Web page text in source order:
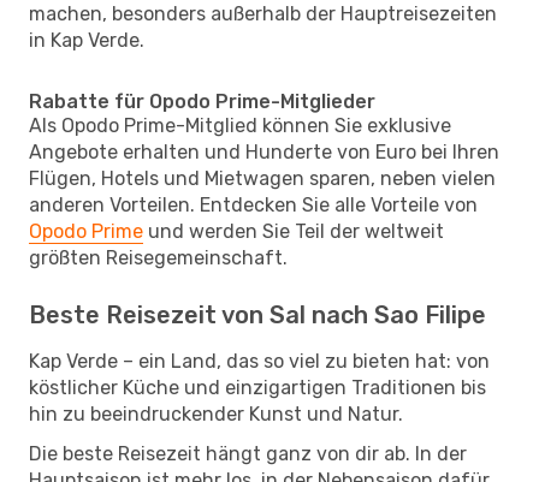
machen, besonders außerhalb der Hauptreisezeiten
in Kap Verde.
Rabatte für Opodo Prime-Mitglieder
Als Opodo Prime-Mitglied können Sie exklusive
Angebote erhalten und Hunderte von Euro bei Ihren
Flügen, Hotels und Mietwagen sparen, neben vielen
anderen Vorteilen. Entdecken Sie alle Vorteile von
Opodo Prime und werden Sie Teil der weltweit
größten Reisegemeinschaft.
Beste Reisezeit von Sal nach Sao Filipe
Kap Verde – ein Land, das so viel zu bieten hat: von
köstlicher Küche und einzigartigen Traditionen bis
hin zu beeindruckender Kunst und Natur.
Die beste Reisezeit hängt ganz von dir ab. In der